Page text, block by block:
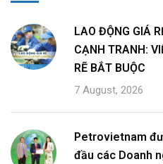
LAO ĐỘNG GIÁ
CẠNH TRANH:
RẼ BẮT BUỘC
7 August, 2026
Petrovietnam
đầu các Doanh